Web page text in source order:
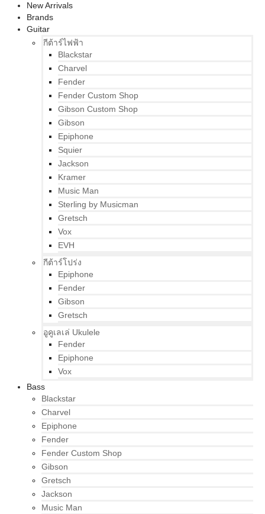
New Arrivals
Brands
Guitar
กีต้าร์ไฟฟ้า
Blackstar
Charvel
Fender
Fender Custom Shop
Gibson Custom Shop
Gibson
Epiphone
Squier
Jackson
Kramer
Music Man
Sterling by Musicman
Gretsch
Vox
EVH
กีต้าร์โปร่ง
Epiphone
Fender
Gibson
Gretsch
อูคูเลเล่ Ukulele
Fender
Epiphone
Vox
Bass
Blackstar
Charvel
Epiphone
Fender
Fender Custom Shop
Gibson
Gretsch
Jackson
Music Man